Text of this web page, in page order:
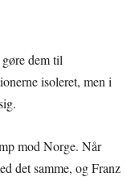
dem til
isoleret, men i
mod Norge. Når
det samme, og Franz